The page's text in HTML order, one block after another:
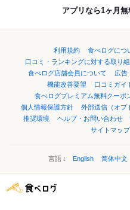
アプリなら1ヶ月
利用規約 食べログにつ
口コミ・ランキングに対する取り
食べログ店舗会員について
広告
機能改善要望
口コミガイ
食べログプレミアム無料クーポ
個人情報保護方針
外部送信（オプ
推奨環境
ヘルプ・お問い合わせ
サイトマップ
言語： English 简体中文